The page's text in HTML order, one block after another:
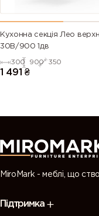
Кухонна секція Лео
30В/900 1дв
300 900 350
1 491 ₴
MiroMark - меблі, що
Підтримка